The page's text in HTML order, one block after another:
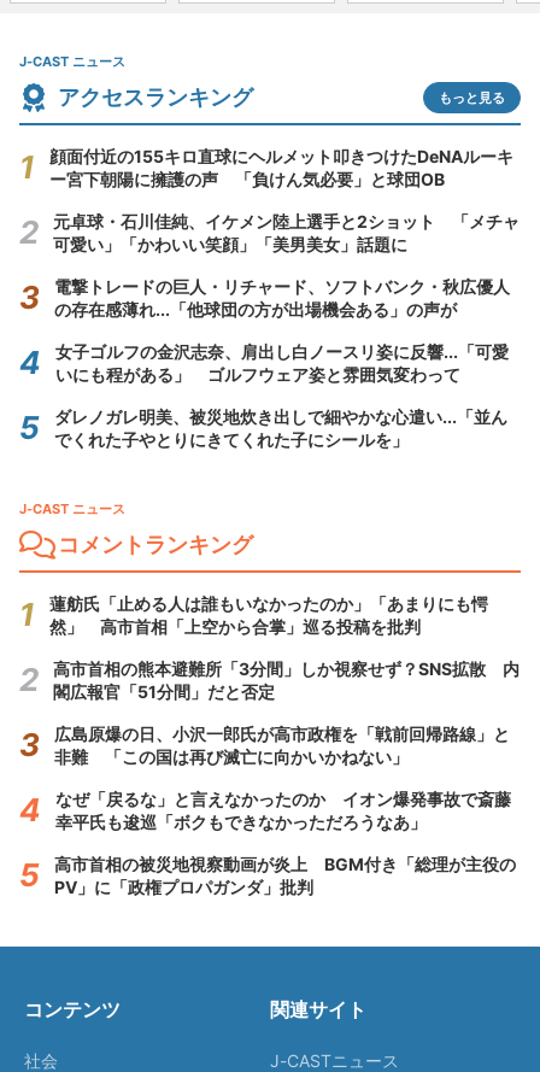
J-CAST ニュース
アクセスランキング もっと見る
顔面付近の155キロ直球にヘルメット叩きつけたDeNAルーキ
ー宮下朝陽に擁護の声 「負けん気必要」と球団OB
元卓球・石川佳純、イケメン陸上選手と2ショット 「メチャ
可愛い」「かわいい笑顔」「美男美女」話題に
電撃トレードの巨人・リチャード、ソフトバンク・秋広優人
の存在感薄れ...「他球団の方が出場機会ある」の声が
女子ゴルフの金沢志奈、肩出し白ノースリ姿に反響...「可愛
いにも程がある」 ゴルフウェア姿と雰囲気変わって
ダレノガレ明美、被災地炊き出しで細やかな心遣い...「並ん
でくれた子やとりにきてくれた子にシールを」
J-CAST ニュース
コメントランキング
蓮舫氏「止める人は誰もいなかったのか」「あまりにも愕
然」 高市首相「上空から合掌」巡る投稿を批判
高市首相の熊本避難所「3分間」しか視察せず？SNS拡散 内
閣広報官「51分間」だと否定
広島原爆の日、小沢一郎氏が高市政権を「戦前回帰路線」と
非難 「この国は再び滅亡に向かいかねない」
なぜ「戻るな」と言えなかったのか イオン爆発事故で斎藤
幸平氏も逡巡「ボクもできなかっただろうなあ」
高市首相の被災地視察動画が炎上 BGM付き「総理が主役の
PV」に「政権プロパガンダ」批判
コンテンツ
社会
関連サイト
J-CASTニュース